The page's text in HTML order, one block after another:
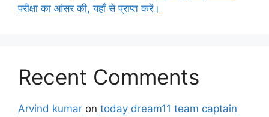
परीक्षा का आंसर की, यहाँ से प्राप्त करें।
Recent Comments
Arvind kumar on today dream11 team captain